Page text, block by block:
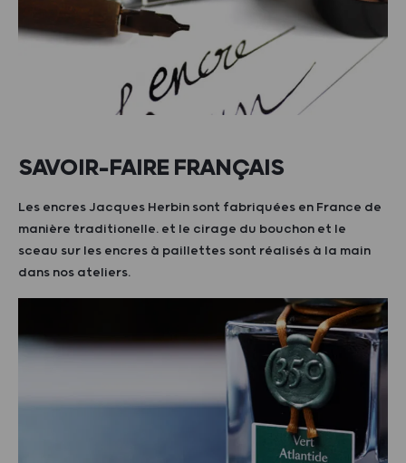
SAVOIR-FAIRE FRANÇAIS
Les encres Jacques Herbin sont fabriquées en France de
manière traditionelle. et le cirage du bouchon et le
sceau sur les encres à paillettes sont réalisés à la main
dans nos ateliers.